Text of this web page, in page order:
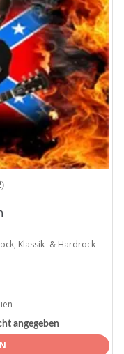
Klassik- & Hardrock
angegeben